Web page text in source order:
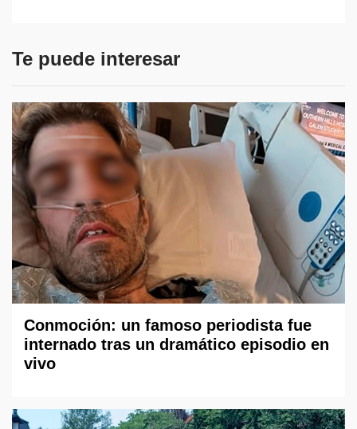
Te puede interesar
Conmoción: un famoso periodista fue
internado tras un dramático episodio en
vivo